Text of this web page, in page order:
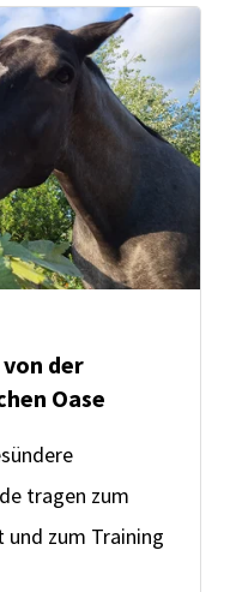
der
Oase
tragen zum
zum Training